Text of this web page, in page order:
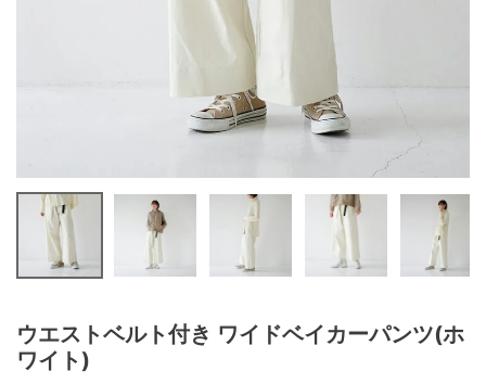
ウエストベルト付き ワイドベイカーパンツ(ホ
ワイト)